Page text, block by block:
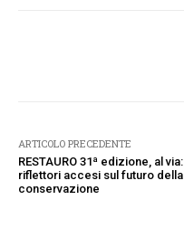
ARTICOLO PRECEDENTE
RESTAURO 31ª edizione, al via:
riflettori accesi sul futuro della
conservazione